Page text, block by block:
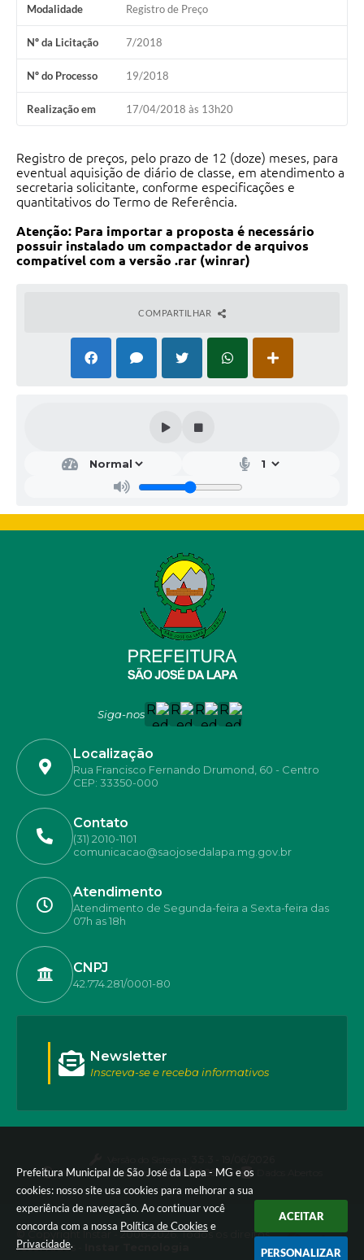
Prefeitura Municipal de São José da Lapa - MG e os
cookies: nosso site usa cookies para melhorar a sua
experiência de navegação. Ao continuar você
concorda com a nossa Política de Cookies e
Privacidade.
ACEITAR
PERSONALIZAR
Modalidade Registro de Preço
Nº da Licitação 7/2018
Nº do Processo 19/2018
Realização em 17/04/2018 às 13h20
Registro de preços, pelo prazo de 12 (doze) meses, para
eventual aquisição de diário de classe, em atendimento a
secretaria solicitante, conforme especificações e
quantitativos do Termo de Referência.
Atenção: Para importar a proposta é necessário
possuir instalado um compactador de arquivos
compatível com a versão .rar (winrar)
COMPARTILHAR
Siga-nos
Localização
Rua Francisco Fernando Drumond, 60 - Centro
CEP: 33350-000
Contato
(31) 2010-1101
comunicacao@saojosedalapa.mg.gov.br
Atendimento
Atendimento de Segunda-feira a Sexta-feira das
07h as 18h
CNPJ
42.774.281/0001-80
Newsletter
Inscreva-se e receba informativos
Portal atualizado em:07/08/2026 17:50
© Copyright Instar - 2006-2026. Todos os direitos
reservados -